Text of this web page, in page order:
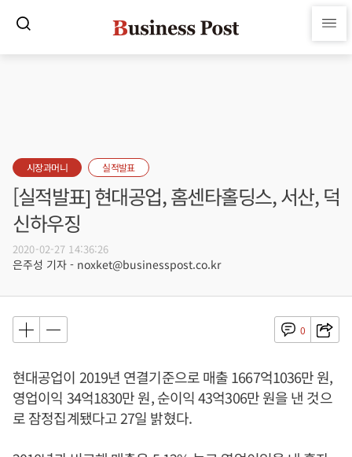
시장과머니 실적발표
[실적발표] 현대공업, 홈센타홀딩스, 서산, 덕
신하우징
2020-02-27 14:36:26
은주성 기자 - noxket@businesspost.co.kr
0
현대공업이 2019년 연결기준으로 매출 1667억1036만 원,
영업이익 34억1830만 원, 순이익 43억306만 원을 낸 것으
로 잠정집계됐다고 27일 밝혔다.